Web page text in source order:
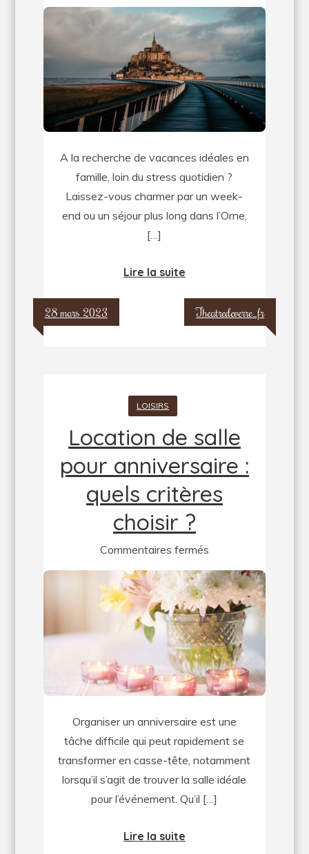
Profitez
d’un
séjour
inoubliable
en
famille
!
A la recherche de vacances idéales en
famille, loin du stress quotidien ?
Laissez-vous charmer par un week-
end ou un séjour plus long dans l’Orne,
[…]
Lire la suite
28 mars 2023 Theatredeverre_fr
LOISIRS
Location de salle
pour anniversaire :
quels critères
choisir ?
Commentaires ferméssur
Location
de
salle
pour
anniversaire
:
quels
choisir
?
Organiser un anniversaire est une
tâche difficile qui peut rapidement se
transformer en casse-tête, notamment
lorsqu’il s’agit de trouver la salle idéale
pour l’événement. Qu’il […]
Lire la suite